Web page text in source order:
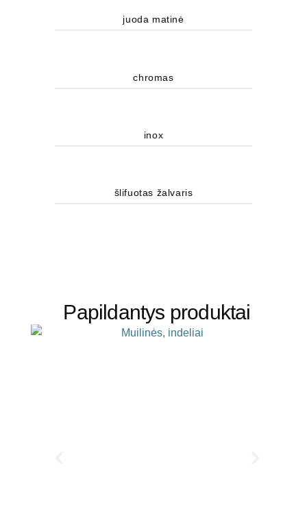
juoda matinė
chromas
inox
šlifuotas žalvaris
Papildantys produktai